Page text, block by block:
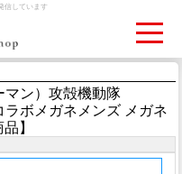
信しています
お買いものカゴ
検眼予約
マン）攻殻機動隊
ボメガネメンズ メガネ
】